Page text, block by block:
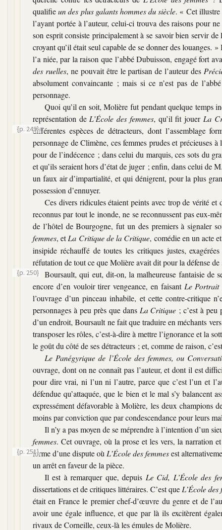
qualifieun des plus galants hommes du siècle. « Cet illustre
l’ayant portée à l’auteur, celui-ci trouva des raisons pour
son esprit consiste principalement à se savoir bien servir
croyant qu’il était seul capable de se donner des louanges. »
l’a niée, par la raison que l’abbé Dubuisson, engagé fort
des ruelles, ne pouvait être le partisan de l’auteur des
absolument convaincante ; mais si ce n’est pas de
personnage.
Quoi qu’il en soit, Molière fut pendant quelque temps
représentation de L’École des femmes, qu’il fit jouer La
différentes espèces de détracteurs, dont l’assemblage
{p. 249}
personnage de Climène, ces femmes prudes et précieuses
pour de l’indécence ; dans celui du marquis, ces sots du
et qu’ils seraient hors d’état de juger ; enfin, dans celui de
un faux air d’impartialité, et qui dénigrent, pour la plus
possession d’ennuyer.
Ces divers ridicules étaient peints avec trop de vérité
reconnus par tout le inonde, ne se reconnussent pas eux-
de l’hôtel de Bourgogne, fut un des premiers à signaler
femmes, etLa Critique de la Critique, comédie en un acte
insipide réchauffé de toutes les critiques justes,
réfutation de tout ce que Molière avait dit pour la défense de
{p. 250}
Boursault, qui eut, dit-on, la malheureuse fantaisie de
encore d’en vouloir tirer vengeance, en faisant Le Portrait
l’ouvrage d’un pinceau inhabile, et cette contre-critique
personnages à peu près que dans La Critique ; c’est à
d’un endroit, Boursault ne fait que traduire en méchants
transposer les rôles, c’est-à-dire à mettre l’ignorance et la
le goût du côté de ses détracteurs ; et, comme de raison,
Le Panégyrique de l’École des femmes, ou
ouvrage, dont on ne connaît pas l’auteur, et dont il est
pour dire vrai, ni l’un ni l’autre, parce que c’est l’un et
défendue qu’attaquée, que le bien et le mal s’y balancent
expressément défavorable à Molière, les deux champions
moins par conviction que par condescendance pour leurs
Il n’y a pas moyen de se méprendre à l’intention d’un
femmes. Cet ouvrage, où la prose et les vers, la narration
forme d’une dispute où
{p. 251} L’École des femmesest
un arrêt en faveur de la pièce.
Il est à remarquer que, depuis Le Cid, L’École des
dissertations et de critiques littéraires. C’est que L’École des
était en France le premier chef-d’œuvre du genre et de
avoir une égale influence, et que par là ils excitèrent
rivaux de Corneille, ceux-là les émules de Molière.